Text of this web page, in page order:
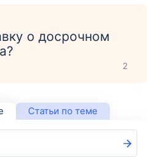
о досрочном
2
Статьи по теме